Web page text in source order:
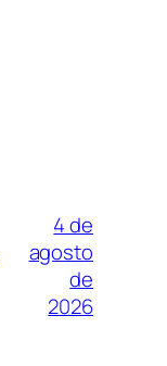
4 de
agosto
de
2026